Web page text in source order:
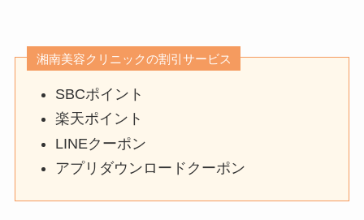
湘南美容クリニックの割引サービス
SBCポイント
楽天ポイント
LINEクーポン
アプリダウンロードクーポン